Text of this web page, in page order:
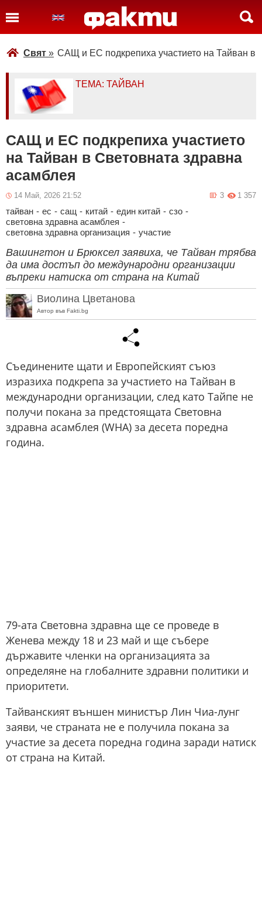
Свят » САЩ и ЕС подкрепиха участието на Тайван в
ТЕМА: ТАЙВАН
САЩ и ЕС подкрепиха участието
на Тайван в Световната здравна
асамблея
14 Май, 2026 21:52 1 357
3
тайван - ес - сащ - китай - един китай - сзо -
световна здравна асамблея -
световна здравна организация - участие
Вашингтон и Брюксел заявиха, че Тайван трябва
да има достъп до международни организации
въпреки натиска от страна на Китай
Виолина Цветанова
Автор във Fakti.bg
Съединените щати и Европейският съюз
изразиха подкрепа за участието на Тайван в
международни организации, след като Тайпе не
получи покана за предстоящата Световна
здравна асамблея (WHA) за десета поредна
година.
79-ата Световна здравна ще се проведе в
Женева между 18 и 23 май и ще събере
държавите членки на организацията за
определяне на глобалните здравни политики и
приоритети.
Тайванският външен министър Лин Чиа-лунг
заяви, че страната не е получила покана за
участие за десета поредна година заради натиск
от страна на Китай.